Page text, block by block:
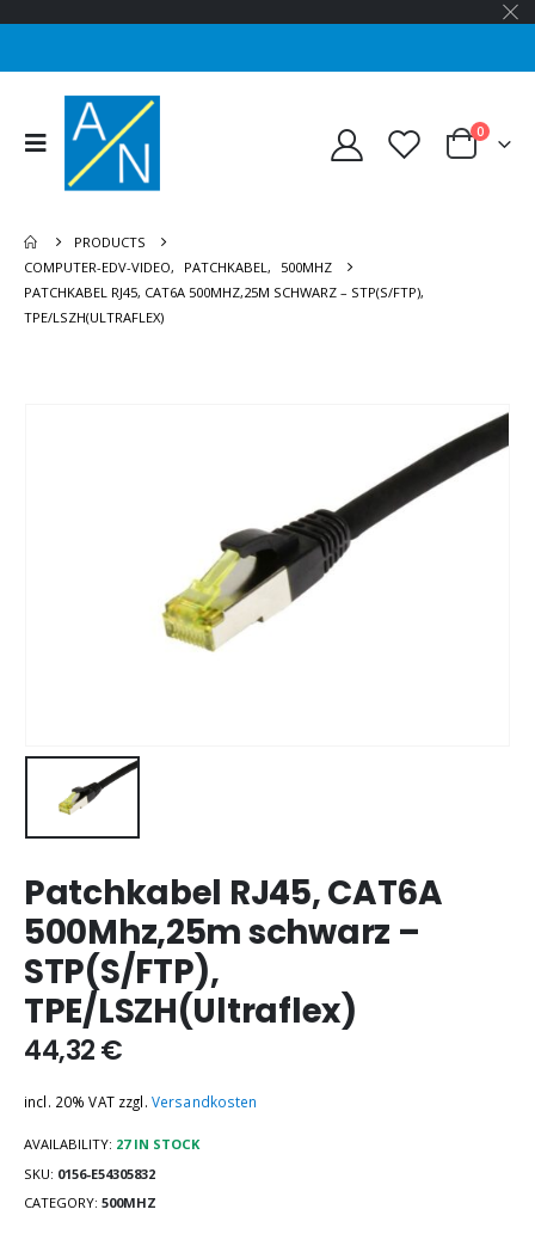
0
PRODUCTS
COMPUTER-EDV-VIDEO, PATCHKABEL,
500MHZ
PATCHKABEL RJ45, CAT6A 500MHZ,25M SCHWARZ – STP(S/FTP),
TPE/LSZH(ULTRAFLEX)
Patchkabel RJ45, CAT6A
500Mhz,25m schwarz –
STP(S/FTP),
TPE/LSZH(Ultraflex)
44,32€
incl. 20% VAT zzgl. Versandkosten
AVAILABILITY: 27 IN STOCK
SKU: 0156-E54305832
CATEGORY: 500MHZ